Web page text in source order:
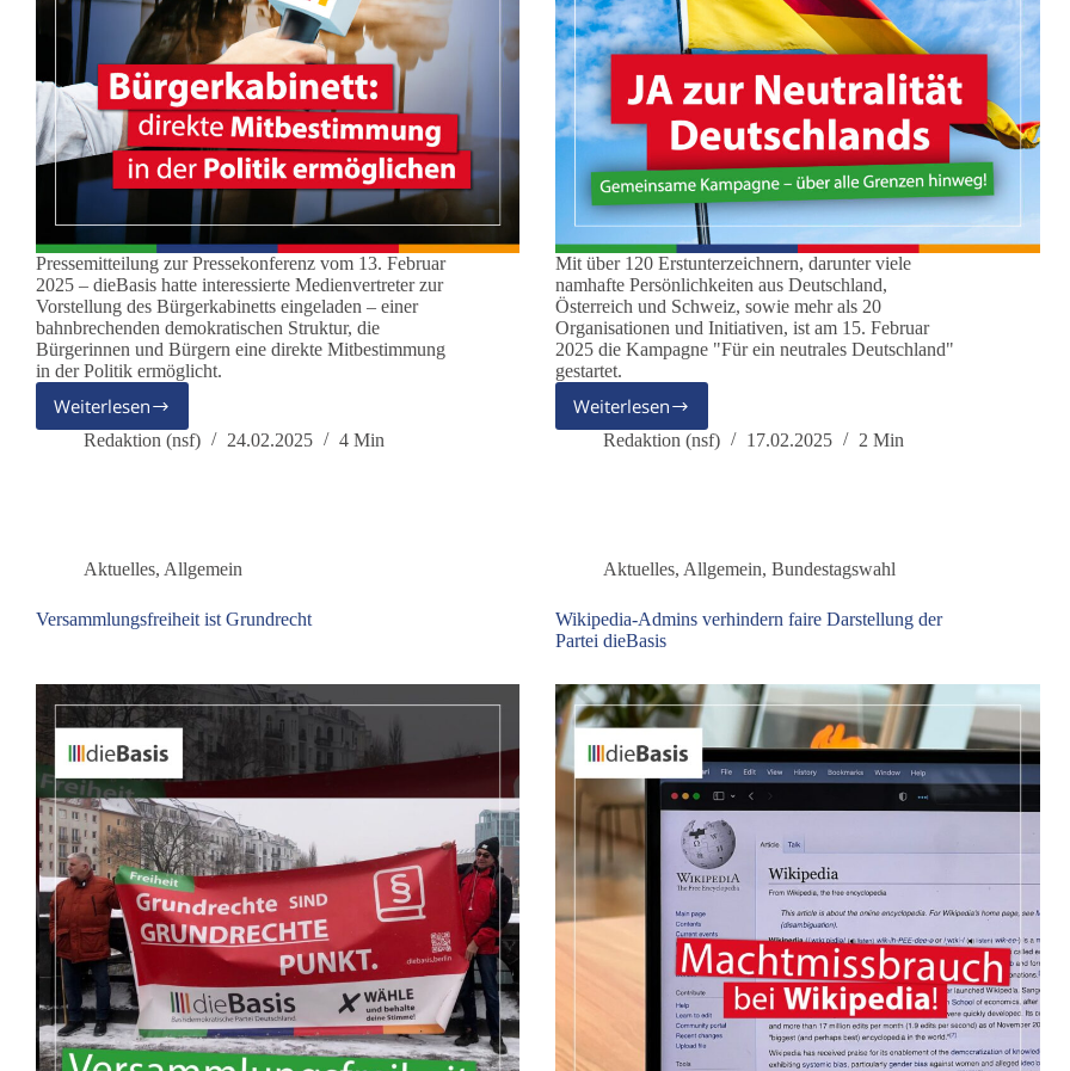
Pressemitteilung zur Pressekonferenz vom 13. Februar
2025 – dieBasis hatte interessierte Medienvertreter zur
Vorstellung des Bürgerkabinetts eingeladen – einer
bahnbrechenden demokratischen Struktur, die
Bürgerinnen und Bürgern eine direkte Mitbestimmung
in der Politik ermöglicht.
Weiterlesen
dieBasis
Bürgerkabinett:
Politik
ermöglichen
Redaktion (nsf) 24.02.2025 4 Min
Mit über 120 Erstunterzeichnern, darunter viele
namhafte Persönlichkeiten aus Deutschland,
Österreich und Schweiz, sowie mehr als 20
Organisationen und Initiativen, ist am 15. Februar
2025 die Kampagne "Für ein neutrales Deutschland"
gestartet.
WeiterlesenKampagne
„Für
Redaktion (nsf) 17.02.2025 2 Min
Aktuelles, Allgemein
Versammlungsfreiheit ist Grundrecht
Aktuelles,Allgemein,Bundestagswahl
Wikipedia-Admins verhindern faire Darstellung der
Partei dieBasis